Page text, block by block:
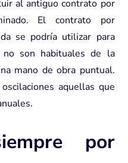
al antiguo contrato por
El contrato por
se podría utilizar para
no son habituales de la
mano de obra puntual.
aquellas que
por